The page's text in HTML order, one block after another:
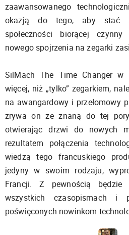
zaawansowanego
okazją do tego, aby stać
społeczności biorącej
nowego spojrzenia na zegarki
SilMach The Time Changer
więcej, niż „tylko” zegarkiem,
na awangardowy i przełomowy
zrywa on ze znaną do tej
otwierając drzwi do nowych
rezultatem połączenia
wiedzą tego francuskiego
jedyny w swoim rodzaju,
Francji. Z pewnością będzie
wszystkich czasopismach i
poświęconych nowinkom